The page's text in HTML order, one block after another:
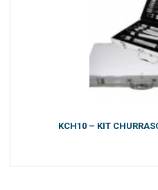
KCH10 – KIT